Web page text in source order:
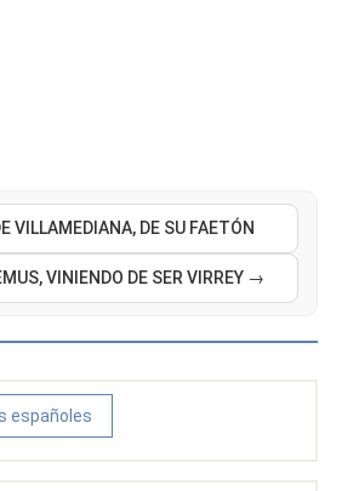
VILLAMEDIANA, DE SU FAETÓN
VINIENDO DE SER VIRREY →
españoles